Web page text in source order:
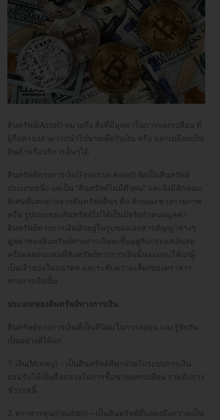
สินทรัพย์(Asset) หมายถึง สิ่งที่มีมูลค่าในการแลกเปลี่ยน ที่
ผู้ถือครองสามารถนำไปขายเพื่อรับเงิน หรือ แลกเปลี่ยนเป็น
สินค้าหรือบริการอื่นๆได้
สินทรัพย์ทางการเงิน(Financial Asset) จัดเป็นสินทรัพย์
ประเภทหนึ่ง แต่เป็น “สินทรัพย์ไม่มีตัวตน” และยังมีลักษณะ
พิเศษที่แตกต่างจากสินทรัพย์อื่นๆ คือ ลักษณะทางกายภาพ
หรือ รูปแบบของสินทรัพย์ไม่ได้เป็นปัจจัยกำหนดมูลค่า
สินทรัพย์ทางการเงินมักอยู่ในรูปของเอกสารสัญญาต่างๆ
มูลค่าของสินทรัพย์ทางการเงินจะขึ้นอยู่กับกระแสเงินสด
หรือผลตอบแทนที่สินทรัพย์ทางการเงินนั้นจะมอบให้แก่ผู้
เป็นเจ้าของในอนาคต และระดับความเสี่ยงของตราสาร
ทางการเงินนั้น
ประเภทของสินทรัพย์ทางการเงิน
สินทรัพย์ทางการเงินที่เป็นที่นิยมในการลงทุน และรู้จักกัน
เป็นอย่างดีได้แก่
1. เงิน(Money) – เป็นสินทรัพย์ที่ทุกฝ่ายในระบบการเงิน
ยอมรับให้เป็นสื่อกลางในการซื้อขายแลกเปลี่ยน รวมถึงการ
ชำระหนี้
2. ตราสารทุน(Equities) – เป็นสินทรัพย์ที่แสดงถึงความเป็น